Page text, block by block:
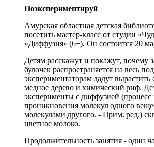
Поэкспериментируй
Амурская областная детская
посетить мастер-класс от студии
«Диффузия» (6+). Он состоится 20
Детям расскажут и покажут, почему
булочек распространяется на весь
экспериментаторам дадут вырастить
медное дерево и химический риф.
эксперименты с диффузией (процесс
проникновения молекул одного
молекулами другого. - Прим. ред.)
цветное молоко.
Продолжительность занятия - один